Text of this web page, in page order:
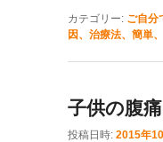
カテゴリー: ご自分
因、治療法、簡単、
子供の腹
投稿日時: 2015年